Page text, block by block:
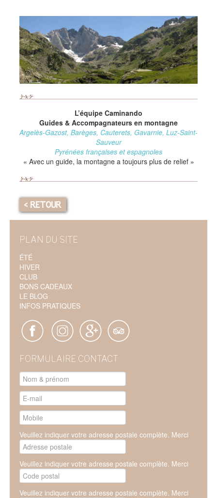
L’équipe Caminando
Guides & Accompagnateurs en montagne
Argelès-Gazost, Barèges, Cauterets, Gavarnie, Luz-Saint-
Sauveur
Pyrénées françaises et espagnoles
« Avec un guide, la montagne a toujours plus de relief »
< RETOUR
PLAN DU SITE
ÉTÉ
HIVER
CLUB
BONS CADEAUX
LE BLOG
INFOS PRATIQUES
FORMULAIRE CONTACT
Veuillez indiquer votre adresse postale complète. Merci
Veuillez indiquer votre adresse postale complète. Merci
Veuillez indiquer votre adresse postale complète. Merci